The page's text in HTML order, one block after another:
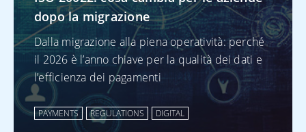
ALTRO SU CASH
MANAGEMENT
Virtual Account: un
nuovo modello di
tesoreria digitale
dopo la migrazione
Dalla migrazione alla piena operatività: perché
il 2026 è l’anno chiave per la qualità dei dati e
l’efficienza dei pagamenti
PAYMENTS REGULATIONS DIGITAL